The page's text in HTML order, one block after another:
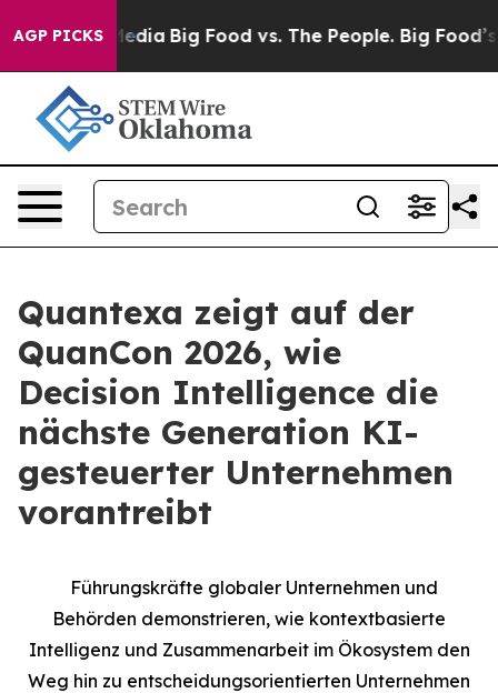
AGP PICKS
Media Big Food vs. The People. Big Food’s 239
Quantexa zeigt auf der
QuanCon 2026, wie
Decision Intelligence die
nächste Generation KI-
gesteuerter Unternehmen
vorantreibt
Führungskräfte globaler Unternehmen und
Behörden demonstrieren, wie kontextbasierte
Intelligenz und Zusammenarbeit im Ökosystem den
Weg hin zu entscheidungsorientierten Unternehmen